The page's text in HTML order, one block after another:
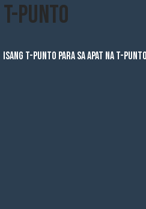
ISANG T-PUNTO PARA SA APAT NA T-PUNTO